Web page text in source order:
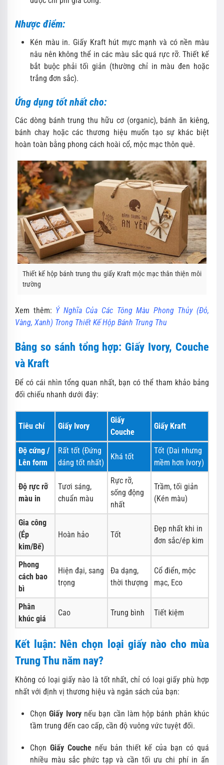
Nhược điểm:
Kén màu in. Giấy Kraft hút mực mạnh và có nền màu
nâu nên không thể in các màu sắc quá rực rỡ. Thiết kế
bắt buộc phải tối giản (thường chỉ in màu đen hoặc
trắng đơn sắc).
Ứng dụng tốt nhất cho:
Các dòng bánh trung thu hữu cơ (organic), bánh ăn kiêng,
bánh chay hoặc các thương hiệu muốn tạo sự khác biệt
hoàn toàn bằng phong cách hoài cổ, mộc mạc thôn quê.
Thiết kế hộp bánh trung thu giấy Kraft mộc mạc thân thiện môi
trường
Xem thêm: Ý Nghĩa Của Các Tông Màu Phong Thủy (Đỏ,
Vàng, Xanh) Trong Thiết Kế Hộp Bánh Trung Thu
Bảng so sánh tổng hợp: Giấy Ivory, Couche
và Kraft
Để có cái nhìn tổng quan nhất, bạn có thể tham khảo bảng
đối chiếu nhanh dưới đây:
Tiêu chí Giấy Ivory
Giấy
Couche
Giấy Kraft
Độ cứng /
Lên form
Rất tốt (Đứng
dáng tốt nhất)
Khá tốt
Tốt (Dai nhưng
mềm hơn Ivory)
Độ rực rỡ
màu in
Tươi sáng,
chuẩn màu
Rực rỡ,
sống động
nhất
Trầm, tối giản
(Kén màu)
Gia công
(Ép
kim/Bế)
Hoàn hảo Tốt
Đẹp nhất khi in
đơn sắc/ép kim
Phong
cách bao
bì
Hiện đại, sang
trọng
Đa dạng,
thời thượng
Cổ điển, mộc
mạc, Eco
Phân
khúc giá
Cao Trung bình Tiết kiệm
Kết luận: Nên chọn loại giấy nào cho mùa
Trung Thu năm nay?
Không có loại giấy nào là tốt nhất, chỉ có loại giấy phù hợp
nhất với định vị thương hiệu và ngân sách của bạn:
ChọnGiấy Ivorynếu bạn cần làm hộp bánh phân khúc
tầm trung đến cao cấp, cần độ vuông vức tuyệt đối.
Chọn Giấy Couche nếu bản thiết kế của bạn có quá
nhiều màu sắc phức tạp và cần tối ưu chi phí in ấn